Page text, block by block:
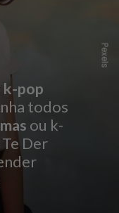
k-pop
todos
ou k-
Der
Pexels